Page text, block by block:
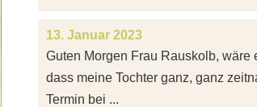
13. Januar 2023
Guten Morgen Frau Rauskolb, wäre
dass meine Tochter ganz, ganz
Termin bei ...